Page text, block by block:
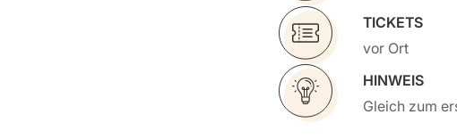
TICKETS
vor Ort
HINWEIS
Gleich zum